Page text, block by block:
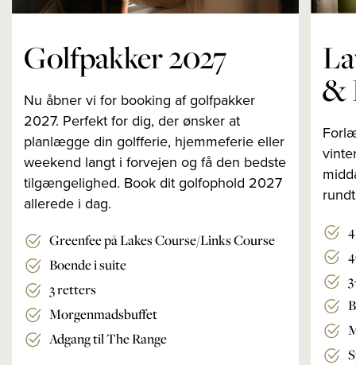
Golfpakker 2027
Nu åbner vi for booking af golfpakker
2027. Perfekt for dig, der ønsker at
planlægge din golfferie, hjemmeferie eller
weekend langt i forvejen og få den bedste
tilgængelighed. Book dit golfophold 2027
allerede i dag.
Greenfee på Lakes Course/Links Course
Boende i suite
3 retters
Morgenmadsbuffet
Adgang til The Range
&